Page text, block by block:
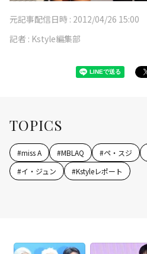
元記事配信日時 : 2012/04/26 15:00
記者 : Kstyle編集部
TOPICS
#miss A #MBLAQ #ペ・スジ
#イ・ジュン #Kstyleレポート